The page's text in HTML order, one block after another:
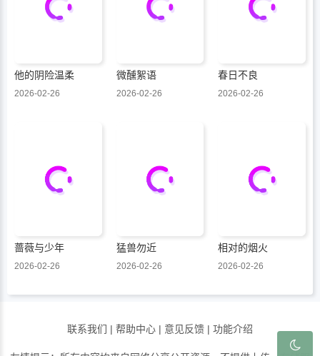
他的阴险温柔
2026-02-26
微醺絮语
2026-02-26
春日不良
2026-02-26
蔷薇与少年
2026-02-26
猛兽勿近
2026-02-26
相对的烟火
2026-02-26
联系我们 | 帮助中心 | 意见反馈 | 功能介绍